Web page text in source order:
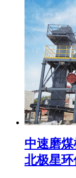
中速磨
北极星环